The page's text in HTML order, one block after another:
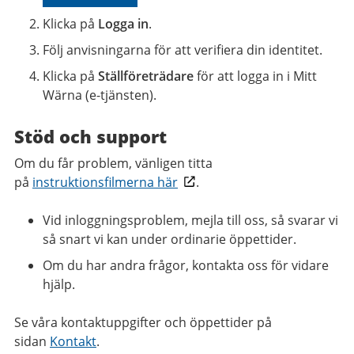
Klicka på Logga in.
Följ anvisningarna för att verifiera din identitet.
Klicka på Ställföreträdareför att logga in i Mitt
Wärna (e-tjänsten).
Stöd och support
Om du får problem, vänligen titta
på instruktionsfilmerna här .
Vid inloggningsproblem, mejla till oss, så svarar vi
så snart vi kan under ordinarie öppettider.
Om du har andra frågor, kontakta oss för vidare
hjälp.
Se våra kontaktuppgifter och öppettider på
sidan Kontakt.